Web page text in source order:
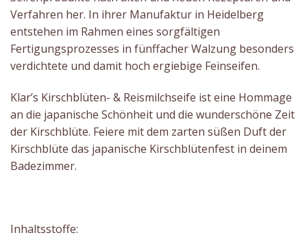
Verfahren her. In ihrer Manufaktur in Heidelberg
entstehen im Rahmen eines sorgfältigen
Fertigungsprozesses in fünffacher Walzung besonders
verdichtete und damit hoch ergiebige Feinseifen.
Klar’s Kirschblüten- & Reismilchseife ist eine Hommage
an die japanische Schönheit und die wunderschöne Zeit
der Kirschblüte. Feiere mit dem zarten süßen Duft der
Kirschblüte das japanische Kirschblütenfest in deinem
Badezimmer.
Inhaltsstoffe: